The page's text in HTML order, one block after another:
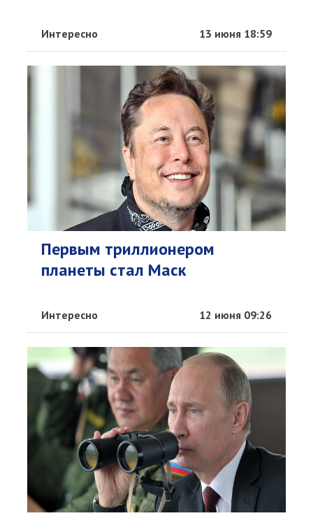
Интересно 13 июня 18:59
Первым триллионером
планеты стал Маск
Интересно 12 июня 09:26